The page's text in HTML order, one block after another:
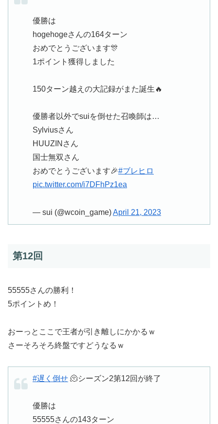
優勝は
hogehogeさんの164ターン
おめでとうございます🎊
1ポイント獲得しました
150ターン越えの大記録がまた誕生🔥
優勝者以外でsuiを倒せた召喚師は…
Sylviusさん
HUUZINさん
国士無双さん
おめでとうございます🎉#ブレヒロ
pic.twitter.com/i7DFhPz1ea
— sui (@wcoin_game)April 21, 2023
第12回
55555さんの勝利！
5ポイントめ！
おーっとここで王者が引き離しにかかるｗ
さーそろそろ終盤ですどうなるｗ
#遅く倒せ 🫠シーズン2第12回が終了
優勝は
55555さんの143ターン